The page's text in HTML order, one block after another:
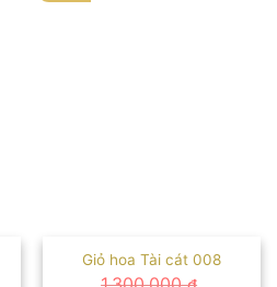
Giỏ hoa Tài cát 008